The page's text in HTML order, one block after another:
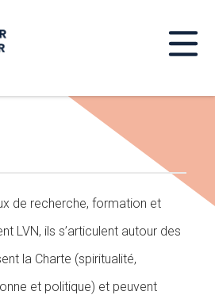
de recherche, formation et
LVN, ils s’articulent autour des
la Charte (spiritualité,
et politique) et peuvent